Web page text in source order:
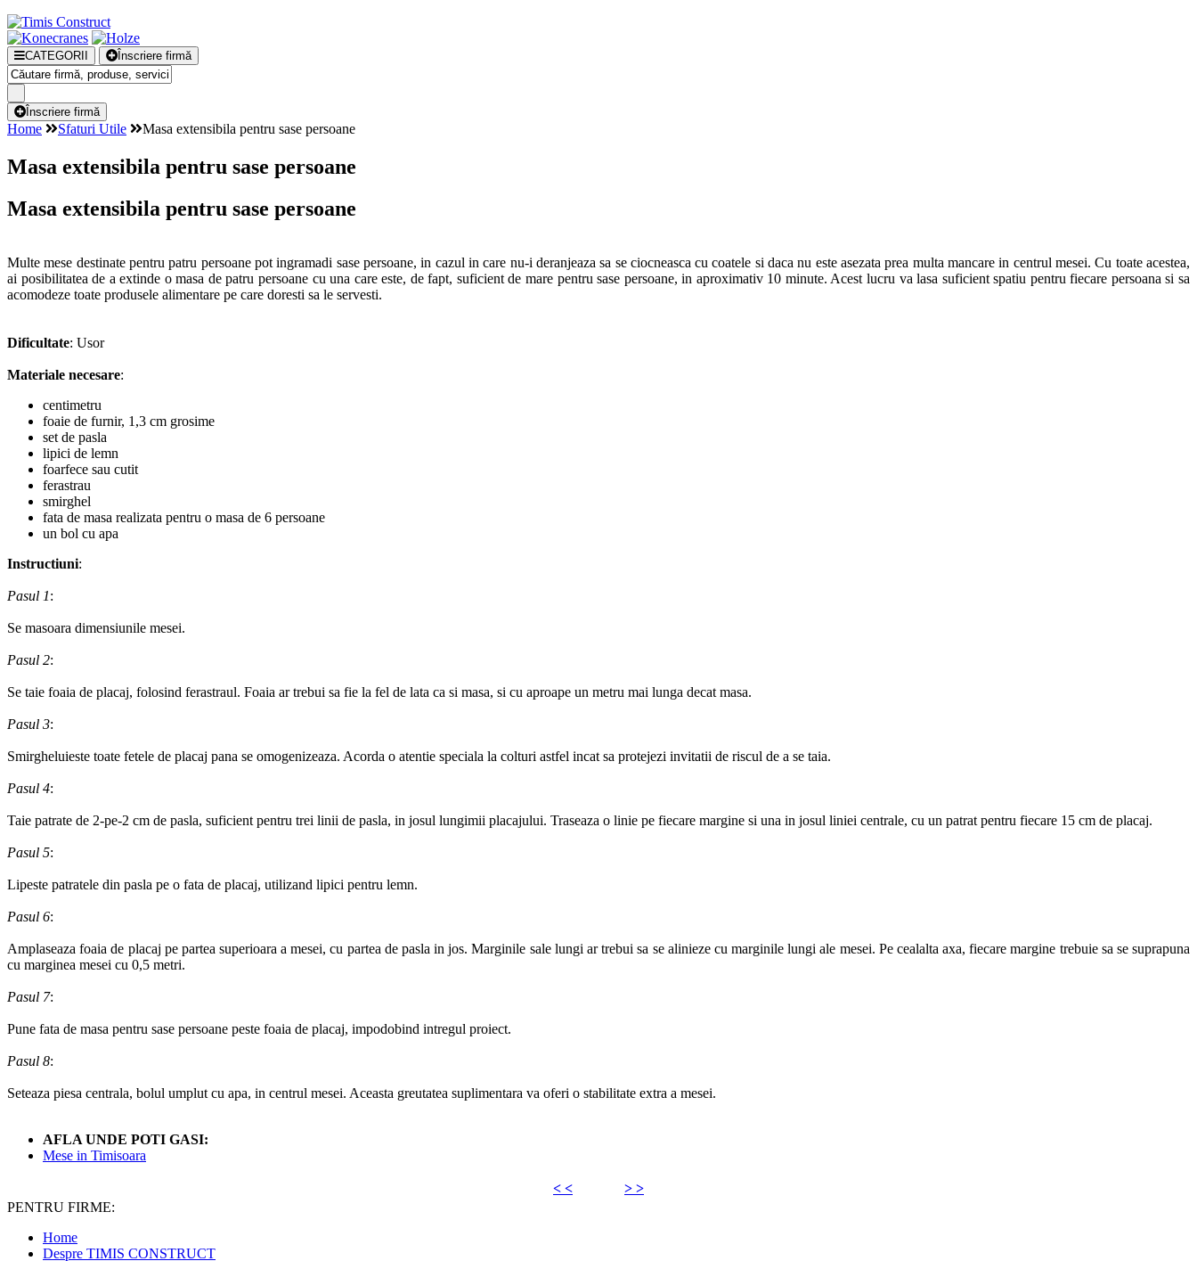
CATEGORII Înscriere firmă
Înscriere firmă
Home Sfaturi Utile Masa extensibila pentru sase persoane
Masa extensibila pentru sase persoane
Masa extensibila pentru sase persoane
Multe mese destinate pentru patru persoane pot ingramadi sase persoane, in cazul in care nu-i deranjeaza sa se ciocneasca cu coatele si daca nu este asezata prea multa mancare in centrul mesei. Cu toate acestea,
ai posibilitatea de a extinde o masa de patru persoane cu una care este, de fapt, suficient de mare pentru sase persoane, in aproximativ 10 minute. Acest lucru va lasa suficient spatiu pentru fiecare persoana si sa
acomodeze toate produsele alimentare pe care doresti sa le servesti.
Dificultate: Usor
Materiale necesare:
centimetru
foaie de furnir, 1,3 cm grosime
set de pasla
lipici de lemn
foarfece sau cutit
ferastrau
smirghel
fata de masa realizata pentru o masa de 6 persoane
un bol cu apa
Instructiuni:
Pasul 1:
Se masoara dimensiunile mesei.
Pasul 2:
Se taie foaia de placaj, folosind ferastraul. Foaia ar trebui sa fie la fel de lata ca si masa, si cu aproape un metru mai lunga decat masa.
Pasul 3:
Smirgheluieste toate fetele de placaj pana se omogenizeaza. Acorda o atentie speciala la colturi astfel incat sa protejezi invitatii de riscul de a se taia.
Pasul 4:
Taie patrate de 2-pe-2 cm de pasla, suficient pentru trei linii de pasla, in josul lungimii placajului. Traseaza o linie pe fiecare margine si una in josul liniei centrale, cu un patrat pentru fiecare 15 cm de placaj.
Pasul 5:
Lipeste patratele din pasla pe o fata de placaj, utilizand lipici pentru lemn.
Pasul 6:
Amplaseaza foaia de placaj pe partea superioara a mesei, cu partea de pasla in jos. Marginile sale lungi ar trebui sa se alinieze cu marginile lungi ale mesei. Pe cealalta axa, fiecare margine trebuie sa se suprapuna
cu marginea mesei cu 0,5 metri.
Pasul 7:
Pune fata de masa pentru sase persoane peste foaia de placaj, impodobind intregul proiect.
Pasul 8:
Seteaza piesa centrala, bolul umplut cu apa, in centrul mesei. Aceasta greutatea suplimentara va oferi o stabilitate extra a mesei.
AFLA UNDE POTI GASI:
Mese in Timisoara
< <
> >
PENTRU FIRME:
Home
Despre TIMIS CONSTRUCT